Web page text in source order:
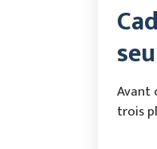
Avant
trois